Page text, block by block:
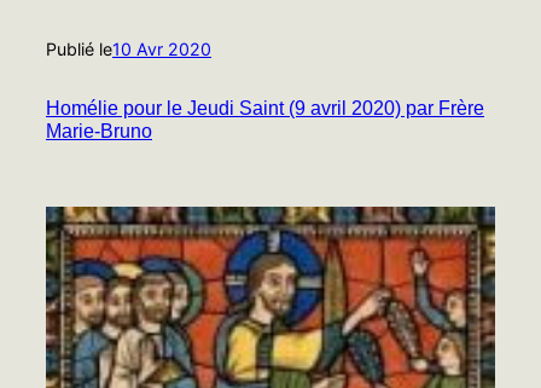
Publié le10 Avr 2020
Homélie pour le Jeudi Saint (9 avril 2020) par Frère
Marie-Bruno